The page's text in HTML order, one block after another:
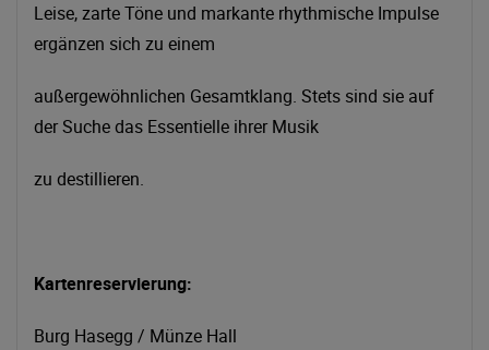
Leise, zarte Töne und markante rhythmische Impulse
ergänzen sich zu einem
außergewöhnlichen Gesamtklang. Stets sind sie auf
der Suche das Essentielle ihrer Musik
zu destillieren.
Kartenreservierung:
Burg Hasegg / Münze Hall